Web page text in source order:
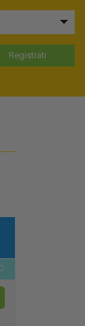
Registrati